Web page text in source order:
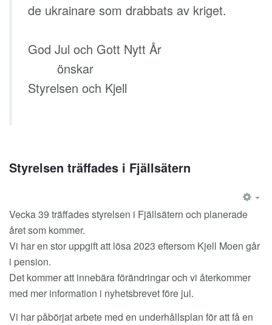
de ukrainare som drabbats av kriget.
God Jul och Gott Nytt År
önskar
Styrelsen och Kjell
Styrelsen träffades i Fjällsätern
Vecka 39 träffades styrelsen i Fjällsätern och planerade
året som kommer.
Vi har en stor uppgift att lösa 2023 eftersom Kjell Moen går
i pension.
Det kommer att innebära förändringar och vi återkommer
med mer information i nyhetsbrevet före jul.
Vi har påbörjat arbete med en underhållsplan för att få en